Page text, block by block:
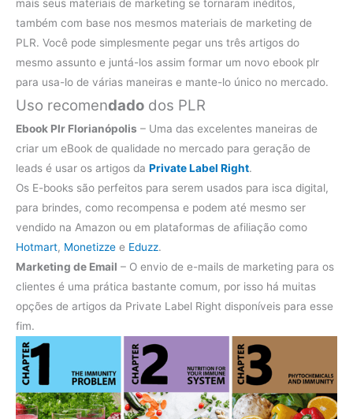
mais seus materiais de marketing se tornaram inéditos,
também com base nos mesmos materiais de marketing de
PLR. Você pode simplesmente pegar uns três artigos do
mesmo assunto e juntá-los assim formar um novo ebook plr
para usa-lo de várias maneiras e mante-lo único no mercado.
Uso recomendado dos PLR
Ebook Plr Florianópolis – Uma das excelentes maneiras de
criar um eBook de qualidade no mercado para geração de
leads é usar os artigos da Private Label Right.
Os E-books são perfeitos para serem usados para isca digital,
para brindes, como recompensa e podem até mesmo ser
vendido na Amazon ou em plataformas de afiliação como
Hotmart, Monetizze e Eduzz.
Marketing de Email – O envio de e-mails de marketing para os
clientes é uma prática bastante comum, por isso há muitas
opções de artigos da Private Label Right disponíveis para esse
fim.